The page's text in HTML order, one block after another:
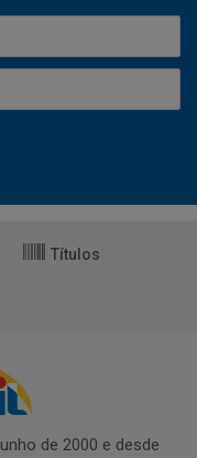
Títulos
de 2000 e desde